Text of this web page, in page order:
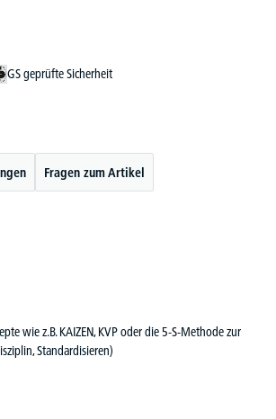
GS geprüfte Sicherheit
Fragen zum Artikel
wie z.B. KAIZEN, KVP oder die 5-S-Methode zur
Standardisieren)